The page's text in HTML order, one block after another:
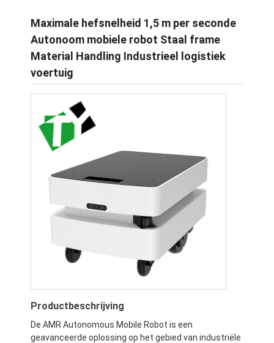
Maximale hefsnelheid 1,5 m per seconde
Autonoom mobiele robot Staal frame
Material Handling Industrieel logistiek
voertuig
Productbeschrijving
De AMR Autonomous Mobile Robot is een
geavanceerde oplossing op het gebied van industriële